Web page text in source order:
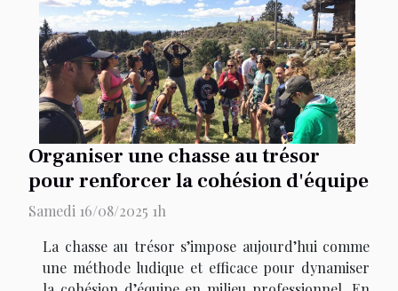
Organiser une chasse au trésor
pour renforcer la cohésion d'équipe
Samedi 16/08/2025 1h
La chasse au trésor s’impose aujourd’hui comme
une méthode ludique et efficace pour dynamiser